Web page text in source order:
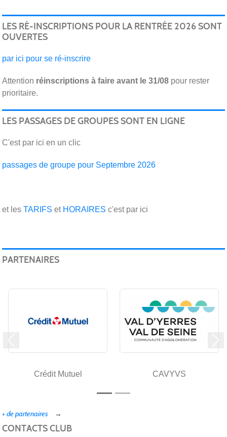
LES RÉ-INSCRIPTIONS POUR LA RENTRÉE 2026 SONT
OUVERTES
par ici pour se ré-inscrire
Attention réinscriptions à faire avant le 31/08 pour rester
prioritaire.
LES PASSAGES DE GROUPES SONT EN LIGNE
C'est par ici en un clic
passages de groupe pour Septembre 2026
et les TARIFS et HORAIRES c'est par ici
PARTENAIRES
Crédit Mutuel CAVYVS
+ de partenaires
CONTACTS CLUB